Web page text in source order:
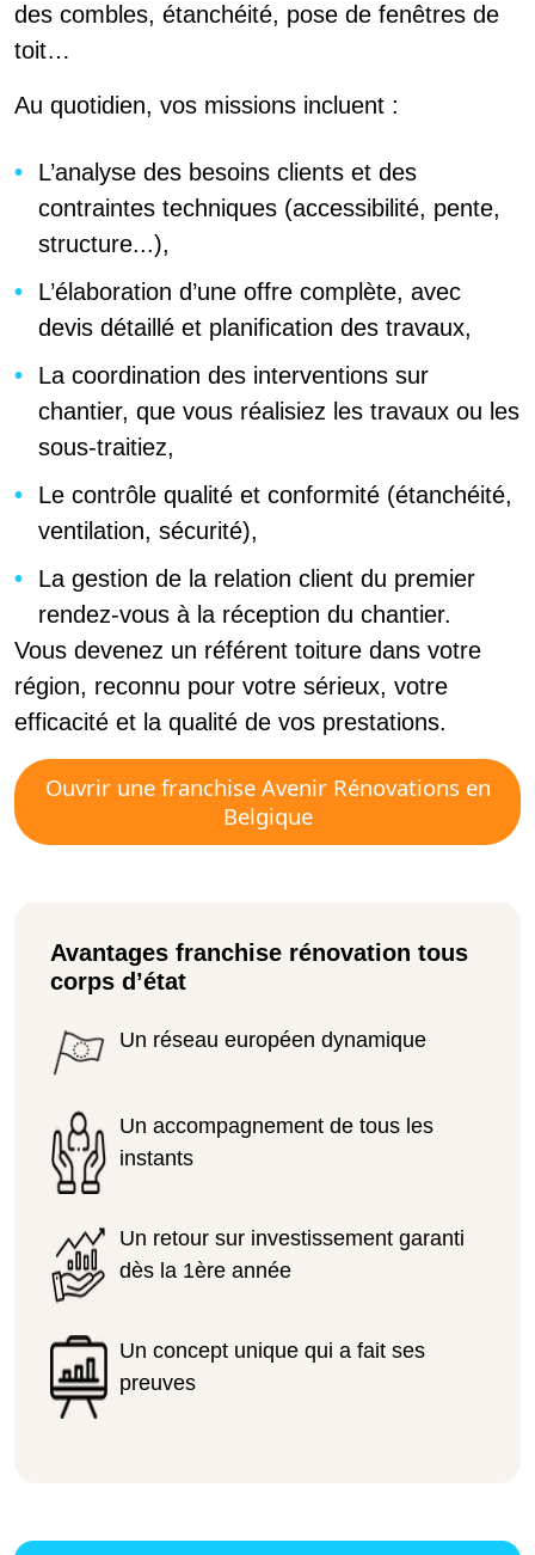
des combles, étanchéité, pose de fenêtres de
toit…
Au quotidien, vos missions incluent :
L’analyse des besoins clients et des
contraintes techniques (accessibilité, pente,
structure...),
L’élaboration d’une offre complète, avec
devis détaillé et planification des travaux,
La coordination des interventions sur
chantier, que vous réalisiez les travaux ou les
sous-traitiez,
Le contrôle qualité et conformité (étanchéité,
ventilation, sécurité),
La gestion de la relation client du premier
rendez-vous à la réception du chantier.
Vous devenez un référent toiture dans votre
région, reconnu pour votre sérieux, votre
efficacité et la qualité de vos prestations.
Ouvrir une franchise Avenir Rénovations en
Belgique
Avantages franchise rénovation tous
corps d’état
Un réseau européen dynamique
Un accompagnement de tous les
instants
Un retour sur investissement garanti
dès la 1ère année
Un concept unique qui a fait ses
preuves